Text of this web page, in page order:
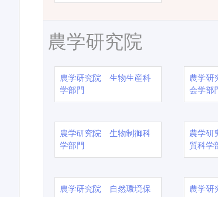
農学研究院
農学研究院 生物生産科
学部門
農学
会学部
農学研究院 生物制御科
学部門
農学
質科学
農学研究院 自然環境保
農学